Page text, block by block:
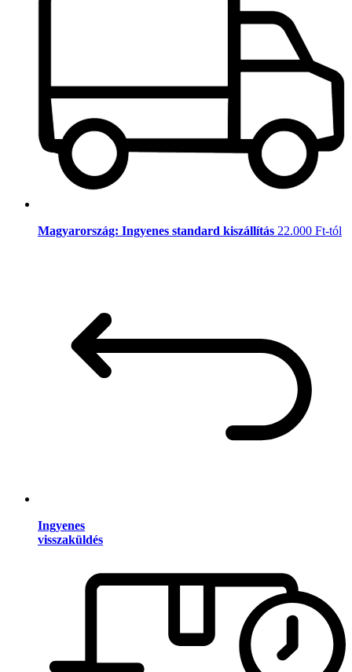
Magyarország: Ingyenes standard kiszállítás 22.000 Ft-tól
Ingyenes
visszaküldés